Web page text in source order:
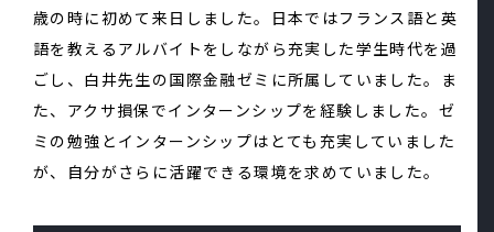
歳の時に初めて来日しました。日本ではフランス語と英
語を教えるアルバイトをしながら充実した学生時代を過
ごし、白井先生の国際金融ゼミに所属していました。ま
た、アクサ損保でインターンシップを経験しました。ゼ
ミの勉強とインターンシップはとても充実していました
が、自分がさらに活躍できる環境を求めていました。